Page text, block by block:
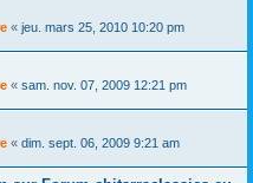
« jeu. mars 25, 2010 10:20 pm
« sam. nov. 07, 2009 12:21 pm
« dim. sept. 06, 2009 9:21 am